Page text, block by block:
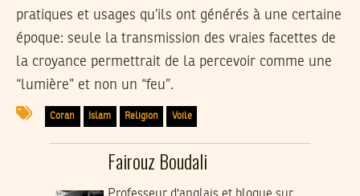
pratiques et usages qu’ils ont générés à une certaine
époque: seule la transmission des vraies facettes de
la croyance permettrait de la percevoir comme une
“lumière” et non un “feu”.
Coran Islam Religion Voile
Fairouz Boudali